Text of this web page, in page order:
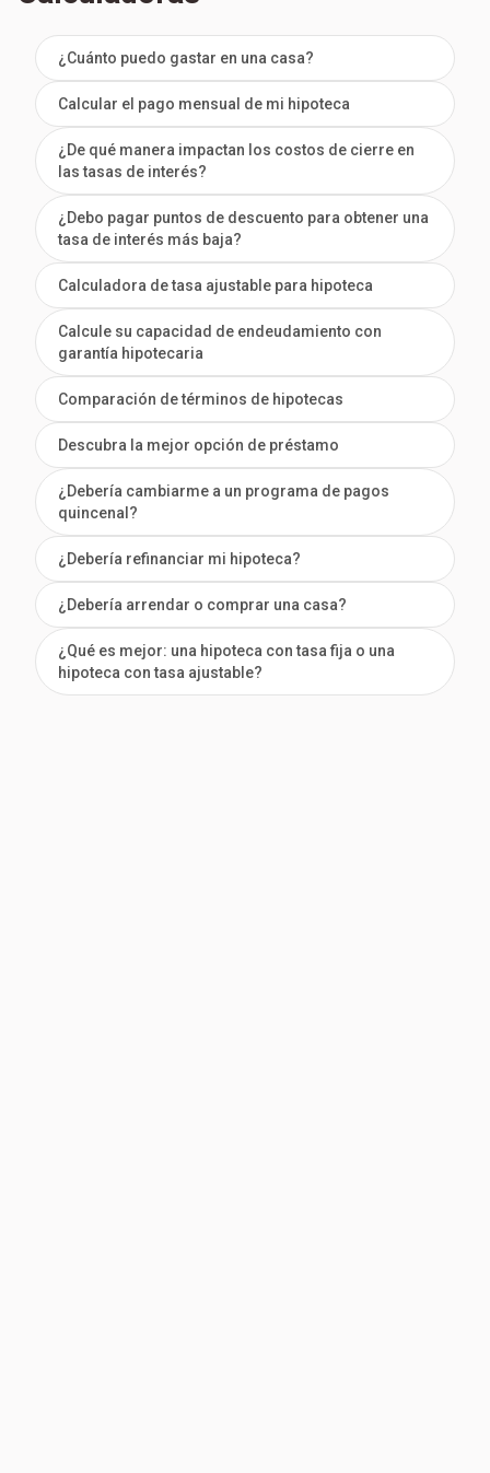
¿Cuánto puedo gastar en una casa?
Calcular el pago mensual de mi hipoteca
¿De qué manera impactan los costos de cierre en
las tasas de interés?
¿Debo pagar puntos de descuento para obtener una
tasa de interés más baja?
Calculadora de tasa ajustable para hipoteca
Calcule su capacidad de endeudamiento con
garantía hipotecaria
Comparación de términos de hipotecas
Descubra la mejor opción de préstamo
¿Debería cambiarme a un programa de pagos
quincenal?
¿Debería refinanciar mi hipoteca?
¿Debería arrendar o comprar una casa?
¿Qué es mejor: una hipoteca con tasa fija o una
hipoteca con tasa ajustable?